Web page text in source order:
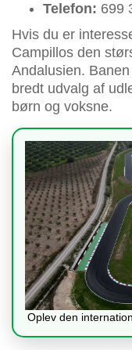
Telefon: 699
Hvis du er
Campillos den
Andalusien.
bredt udvalg af
børn og voksne.
Oplev den